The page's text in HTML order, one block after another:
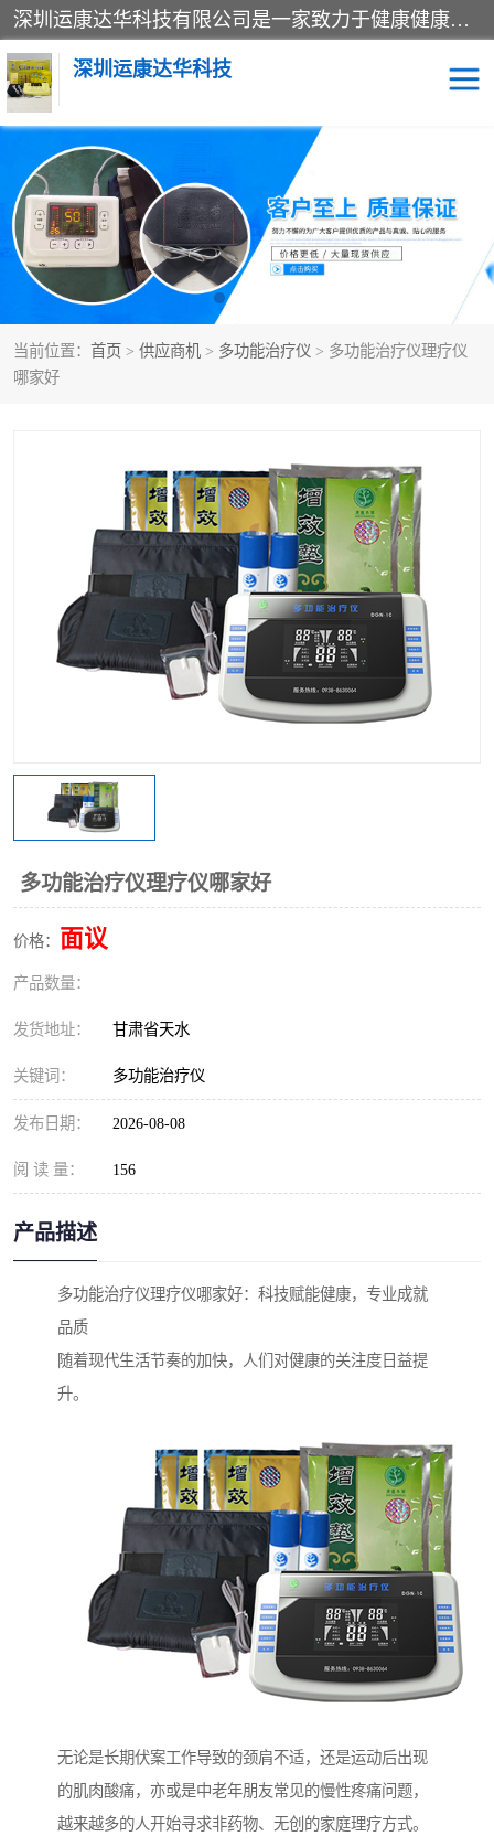
深圳运康达华科技有限公司是一家致力于健康健康产业的现代化企业，已经走过了15个春秋，开创了中医外用发展的新未来，是专业从事中医医疗仪器的研发、生产、销售、服务为一体的子公司，在医疗器械的设计、开发和生产方面率先引进国际先进技术和好的科技人员，先后开发出了场效应治疗仪、多功能治疗仪、颈椎治疗仪、腰椎治疗仪、增效垫等多个系列。
深圳运康达华科技
当前位置： 首页 > 供应商机 > 多功能治疗仪 > 多功能治疗仪理疗仪
哪家好
多功能治疗仪理疗仪哪家好
价格： 面议
产品数量：
发货地址： 甘肃省天水
关键词： 多功能治疗仪
发布日期： 2026-08-08
阅 读 量： 156
产品描述
多功能治疗仪理疗仪哪家好：科技赋能健康，专业成就
品质
随着现代生活节奏的加快，人们对健康的关注度日益提
升。
无论是长期伏案工作导致的颈肩不适，还是运动后出现
的肌肉酸痛，亦或是中老年朋友常见的慢性疼痛问题，
越来越多的人开始寻求非药物、无创的家庭理疗方式。
多功能治疗仪 中药提速
中低频治疗仪 脉冲治疗仪
**腺治疗仪